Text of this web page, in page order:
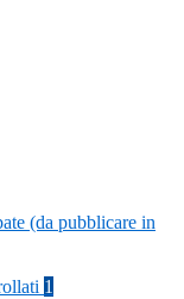
(da pubblicare in
1